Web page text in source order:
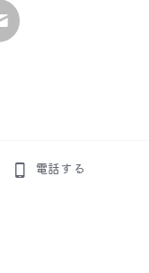
電話する